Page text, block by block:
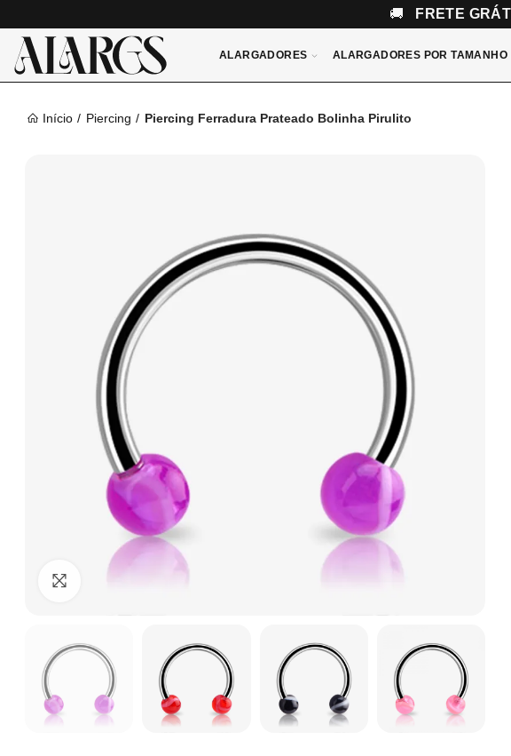
🚚 FRETE
ALARGADORES ALARGADORES POR TAMANHO
Início Piercing Piercing Ferradura Prateado Bolinha Pirulito
Clique para ampliar